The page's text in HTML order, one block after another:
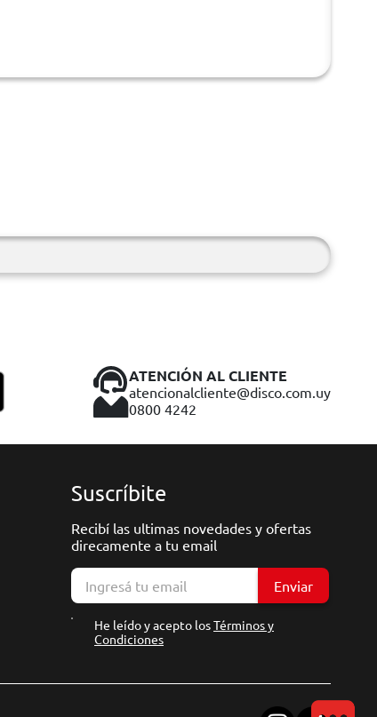
ATENCIÓN AL CLIENTE
atencionalcliente@disco.com.uy
0800 4242
Suscríbite
Recibí las ultimas novedades y ofertas
direcamente a tu email
Enviar
He leído y acepto losTérminos y
Condiciones